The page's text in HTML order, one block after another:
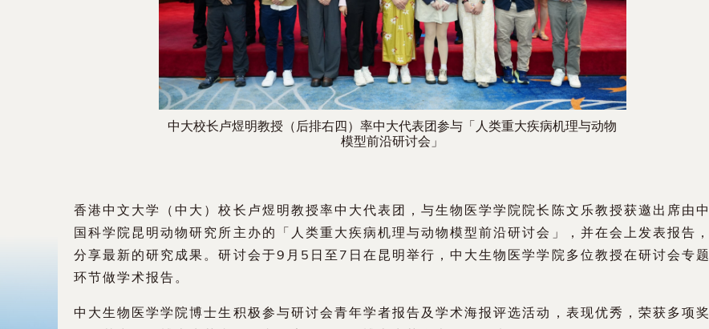
中大校长卢煜明教授（后排右四）率中大代表团参与「人类重大疾病机理与动物
模型前沿研讨会」
香港中文大学（中大）校长卢煜明教授率中大代表团，与生物医学学院院长陈文乐教授获邀出席由中
国科学院昆明动物研究所主办的「人类重大疾病机理与动物模型前沿研讨会」，并在会上发表报告，
分享最新的研究成果。研讨会于9月5日至7日在昆明举行，中大生物医学学院多位教授在研讨会专题
环节做学术报告。
中大生物医学学院博士生积极参与研讨会青年学者报告及学术海报评选活动，表现优秀，荣获多项奖